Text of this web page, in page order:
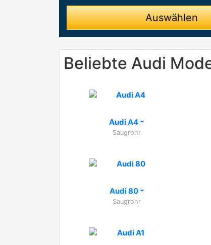
Auswählen
Beliebte Audi
Audi A4
Saugrohr
Audi 80
Saugrohr